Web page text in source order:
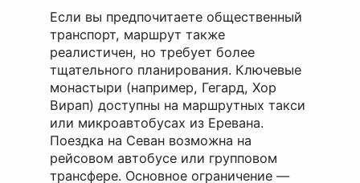
Если вы предпочитаете общественный
транспорт, маршрут также
реалистичен, но требует более
тщательного планирования. Ключевые
монастыри (например, Гегард, Хор
Вирап) доступны на маршрутных такси
или микроавтобусах из Еревана.
Поездка на Севан возможна на
рейсовом автобусе или групповом
трансфере. Основное ограничение —